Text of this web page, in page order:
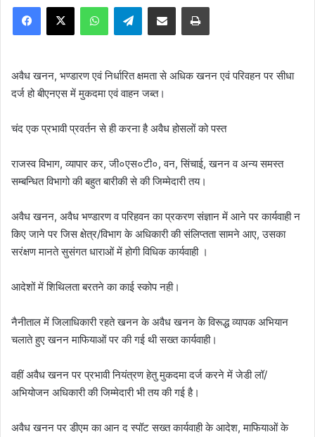
a
m
a
l
Telegram
अवैध खनन, भण्डारण एवं निर्धारित क्षमता से अधिक खनन एवं परिवहन पर सीधा
दर्ज हो बीएनएस में मुकदमा एवं वाहन जब्त।
चंद एक प्रभावी प्रवर्तन से ही करना है अवैध होसलों को पस्त
राजस्व विभाग, व्यापार कर, जी०एस०टी०, वन, सिंचाई, खनन व अन्य समस्त
सम्बन्धित विभागो की बहुत बारीकी से की जिम्मेदारी तय।
अवैध खनन, अवैध भण्डारण व परिहवन का प्रकरण संज्ञान में आने पर कार्यवाही न
किए जाने पर जिस क्षेत्र/विभाग के अधिकारी की संलिप्तता सामने आए, उसका
सरंक्षण मानते सुसंगत धाराओं में होगी विधिक कार्यवाही ।
आदेशों में शिथिलता बरतने का काई स्कोप नही।
नैनीताल में जिलाधिकारी रहते खनन के अवैध खनन के विरूद्ध व्यापक अभियान
चलाते हुए खनन माफियाओं पर की गई थी सख्त कार्यवाही।
वहीं अवैध खनन पर प्रभावी नियंत्रण हेतु मुकदमा दर्ज करने में जेडी लॉ/
अभियोजन अधिकारी की जिम्मेदारी भी तय की गई है।
अवैध खनन पर डीएम का आन द स्पॉट सख्त कार्यवाही के आदेश, माफियाओं के